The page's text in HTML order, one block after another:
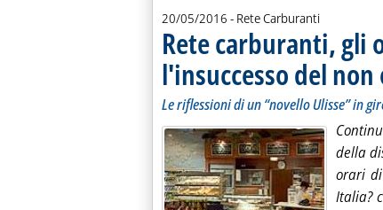
20/05/2016 - Rete Carburanti
Rete carburanti, gli
l'insuccesso del non
Le riflessioni di un “novello Ulisse” in
della
orari
Italia?